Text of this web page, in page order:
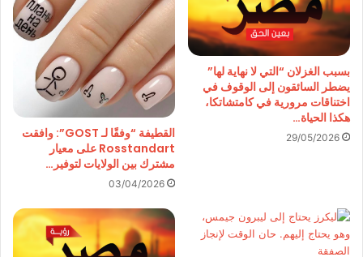
بسبب الغزلان “التي لا نهاية لها”
يضطر السائقون إلى الوقوف في
اختناقات مرورية في كامتشاتكا،
هكذا الحياة…
29/05/2026
القطيفة “وفقًا لـ GOST”: وافقت
Rosstandart على معيار
مشترك بين الولايات لتوفير…
03/04/2026